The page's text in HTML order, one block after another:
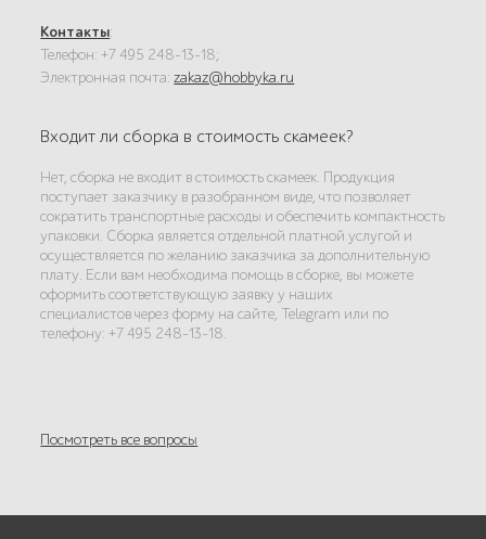
Контакты:
Телефон: +7 495 248-13-18;
Электронная почта:zakaz@hobbyka.ru
Входит ли сборка в стоимость скамеек?
Нет, сборка не входит в стоимость скамеек. Продукция
поступает заказчику в разобранном виде, что позволяет
сократить транспортные расходы и обеспечить компактность
упаковки. Сборка является отдельной платной услугой и
осуществляется по желанию заказчика за дополнительную
плату. Если вам необходима помощь в сборке, вы можете
оформить соответствующую заявку у наших
специалистов через форму на сайте, Telegram или по
телефону: +7 495 248-13-18.
Посмотреть все вопросы